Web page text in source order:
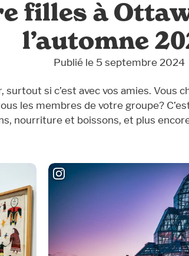
filles à
l’automne
Publié le 5 septembre 2024
surtout si c’est avec vos amies. Vous
les membres de votre groupe?
nourriture et boissons, et plus